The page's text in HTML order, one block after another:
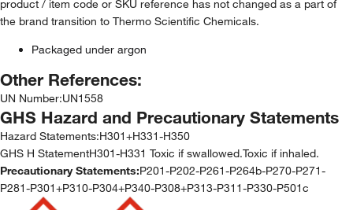
product / item code or SKU reference has not changed as a part of
the brand transition to Thermo Scientific Chemicals.
Packaged under argon
Other References:
UN Number:UN1558
GHS Hazard and Precautionary Statements
Hazard Statements:H301+H331-H350
GHS H StatementH301-H331 Toxic if swallowed.Toxic if inhaled.
Precautionary Statements:P201-P202-P261-P264b-P270-P271-
P281-P301+P310-P304+P340-P308+P313-P311-P330-P501c